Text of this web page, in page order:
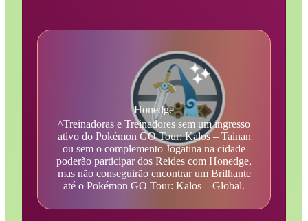
Honedge
^Treinadoras e Treinadores sem um ingresso
ativo do Pokémon GO Tour: Kalos – Tainan
ou sem o complemento Jogatina na cidade
poderão participar dos Reides com Honedge,
mas não conseguirão encontrar um Brilhante
até o Pokémon GO Tour: Kalos – Global.